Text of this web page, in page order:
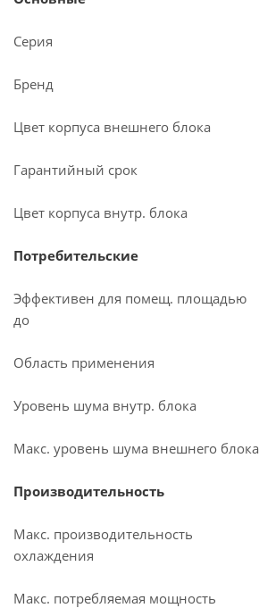
Серия
Бренд
Цвет корпуса внешнего блока
Гарантийный срок
Цвет корпуса внутр. блока
Потребительские
Эффективен для помещ. площадью
до
Область применения
Уровень шума внутр. блока
Макс. уровень шума внешнего блока
Производительность
Макс. производительность
охлаждения
Макс. потребляемая мощность